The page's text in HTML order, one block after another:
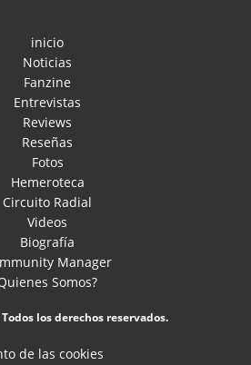
inicio
Noticias
Fanzine
Entrevistas
Reviews
Reseñas
Fotos
Hemeroteca
Circuito Radial
Videos
Biografía
Manager
Somos?
los derechos reservados.
de las cookies